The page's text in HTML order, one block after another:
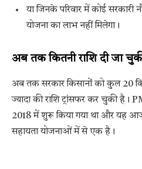
या जिनके परिवार में कोई सरकारी
योजना का लाभ नहीं मिलेगा।
अब तक कितनी राशि दी जा
अब तक सरकार किसानों को कुल 20
ज्यादा की राशि ट्रांसफर कर चुकी है।
2018 में शुरू किया गया था और यह
सहायता योजनाओं में से एक है।